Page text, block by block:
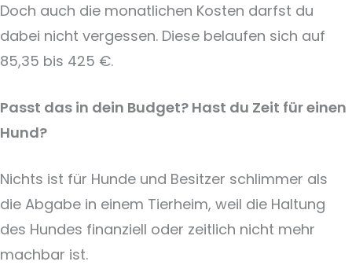
Doch auch die monatlichen Kosten darfst du
dabei nicht vergessen. Diese belaufen sich auf
85,35 bis 425 €.
Passt das in dein Budget? Hast du Zeit für einen
Hund?
Nichts ist für Hunde und Besitzer schlimmer als
die Abgabe in einem Tierheim, weil die Haltung
des Hundes finanziell oder zeitlich nicht mehr
machbar ist.